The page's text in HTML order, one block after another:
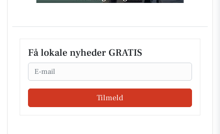
Få lokale nyheder GRATIS
Email
Tilmeld